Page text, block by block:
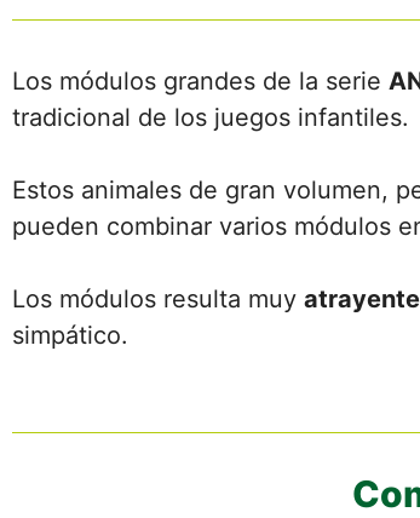
Los módulos grandes de la serie
tradicional de los juegos infantiles.
Estos animales de gran volumen,
pueden combinar varios módulos
Los módulos resulta muy
simpático.